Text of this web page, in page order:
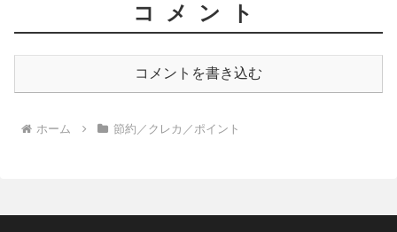
コメント
コメントを書き込む
ホーム 節約／クレカ／ポイント